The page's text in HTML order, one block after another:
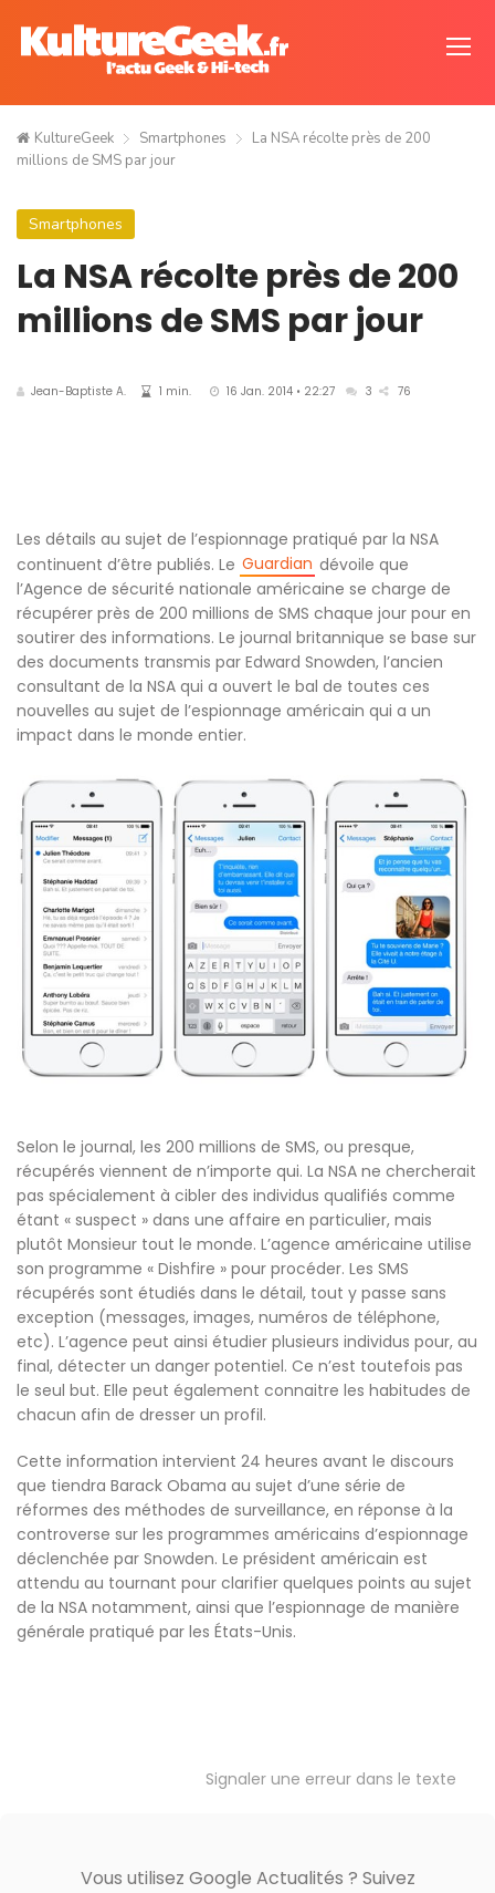
KultureGeek Smartphones
La NSA récolte près de 200
millions de SMS par jour
Smartphones
La NSA récolte près de 200
millions de SMS par jour
Jean-Baptiste A. 1 min. 16 Jan. 2014 • 22:27 3 76
Les détails au sujet de l’espionnage pratiqué par la NSA
continuent d’être publiés. Le Guardian dévoile que
l’Agence de sécurité nationale américaine se charge de
récupérer près de 200 millions de SMS chaque jour pour en
soutirer des informations. Le journal britannique se base sur
des documents transmis par Edward Snowden, l’ancien
consultant de la NSA qui a ouvert le bal de toutes ces
nouvelles au sujet de l’espionnage américain qui a un
impact dans le monde entier.
Selon le journal, les 200 millions de SMS, ou presque,
récupérés viennent de n’importe qui. La NSA ne chercherait
pas spécialement à cibler des individus qualifiés comme
étant « suspect » dans une affaire en particulier, mais
plutôt Monsieur tout le monde. L’agence américaine utilise
son programme « Dishfire » pour procéder. Les SMS
récupérés sont étudiés dans le détail, tout y passe sans
exception (messages, images, numéros de téléphone,
etc). L’agence peut ainsi étudier plusieurs individus pour, au
final, détecter un danger potentiel. Ce n’est toutefois pas
le seul but. Elle peut également connaitre les habitudes de
chacun afin de dresser un profil.
Cette information intervient 24 heures avant le discours
que tiendra Barack Obama au sujet d’une série de
réformes des méthodes de surveillance, en réponse à la
controverse sur les programmes américains d’espionnage
déclenchée par Snowden. Le président américain est
attendu au tournant pour clarifier quelques points au sujet
de la NSA notamment, ainsi que l’espionnage de manière
générale pratiqué par les États-Unis.
Signaler une erreur dans le texte
Vous utilisez Google Actualités ? Suivez